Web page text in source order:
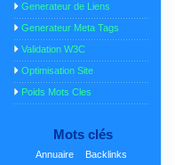
Generateur de Liens
Generateur Meta Tags
Validation W3C
Optimisation Site
Poids Mots Cles
Mots clés
Annuaire
Backlinks